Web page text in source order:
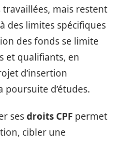
travaillées, mais restent
des limites spécifiques
des fonds se limite
et qualifiants, en
d’insertion
d’études.
sesdroits CPF permet
cibler une